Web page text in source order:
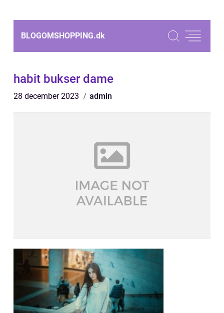
BLOGOMSHOPPING.dk
habit bukser dame
28 december 2023 admin